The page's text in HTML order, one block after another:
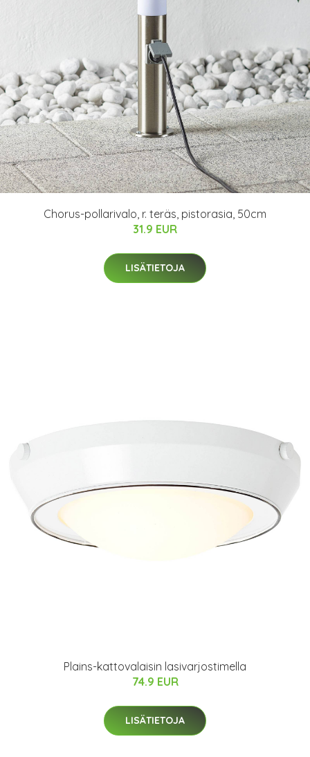
Chorus-pollarivalo, r. teräs, pistorasia, 50cm
31.9 EUR
LISÄTIETOJA
Plains-kattovalaisin lasivarjostimella
74.9 EUR
LISÄTIETOJA